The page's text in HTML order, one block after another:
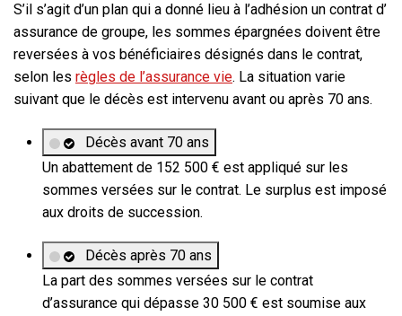
S’il s’agit d’un plan qui a donné lieu à l’adhésion un contrat d’
assurance de groupe, les sommes épargnées doivent être
reversées à vos bénéficiaires désignés dans le contrat,
selon les règles de l’assurance vie. La situation varie
suivant que le décès est intervenu avant ou après 70 ans.
Décès avant 70 ans
Un abattement de 152 500 € est appliqué sur les
sommes versées sur le contrat. Le surplus est imposé
aux droits de succession.
Décès après 70 ans
La part des sommes versées sur le contrat
d’assurance qui dépasse 30 500 € est soumise aux